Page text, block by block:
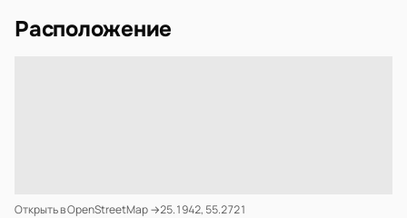
Расположение
Открыть в OpenStreetMap →25.1942, 55.2721